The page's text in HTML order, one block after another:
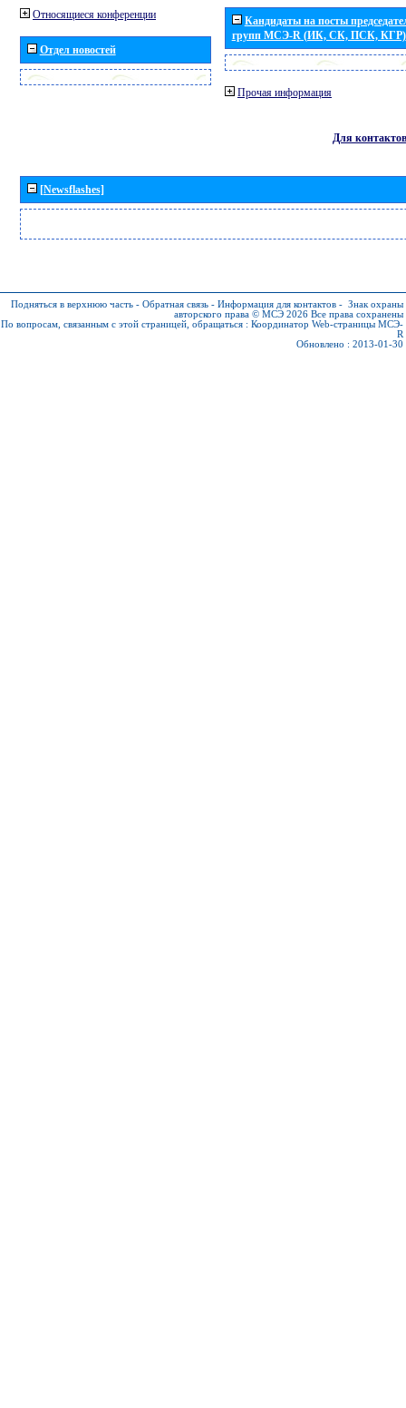
Относящиеся конференции
Отдел новостей
Кандидаты на посты
групп МСЭ-R (ИК, СК, ПСК, КГР)
Прочая информация
Для контактов
[Newsflashes]
Подняться в верхнюю часть - Обратная связь - Информация для контактов - Знак охраны
авторского права © МСЭ 2026 Все права сохранены
По вопросам, связанным с этой страницей, обращаться : Координатор Web-страницы МСЭ-
R
Обновлено : 2013-01-30